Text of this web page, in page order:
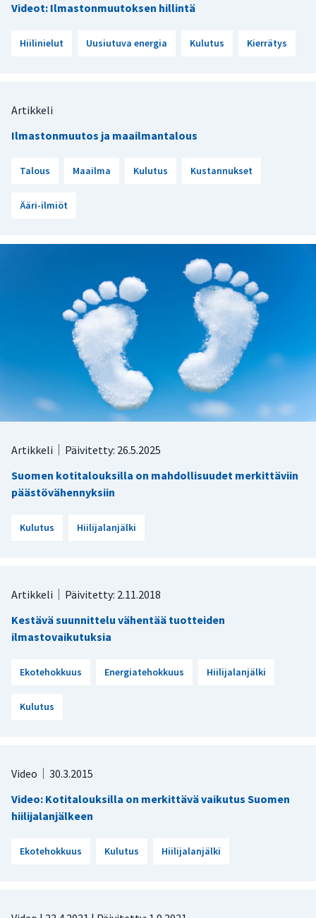
Videot: Ilmastonmuutoksen hillintä
Hiilinielut Uusiutuva energia Kulutus Kierrätys
Artikkeli
Ilmastonmuutos ja maailmantalous
Talous Maailma Kulutus Kustannukset
Ääri-ilmiöt
Artikkeli
Päivitetty: 26.5.2025
Suomen kotitalouksilla on mahdollisuudet merkittäviin
päästövähennyksiin
Kulutus Hiilijalanjälki
Artikkeli
Päivitetty: 2.11.2018
Kestävä suunnittelu vähentää tuotteiden
ilmastovaikutuksia
Ekotehokkuus Energiatehokkuus Hiilijalanjälki
Kulutus
Video
30.3.2015
Video: Kotitalouksilla on merkittävä vaikutus Suomen
hiilijalanjälkeen
Ekotehokkuus Kulutus Hiilijalanjälki